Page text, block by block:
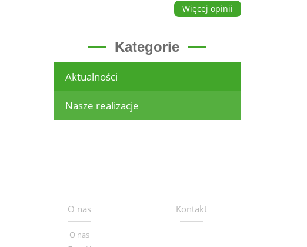
Więcej opinii
Kategorie
Aktualności
Nasze realizacje
O nas
O nas
Kontakt